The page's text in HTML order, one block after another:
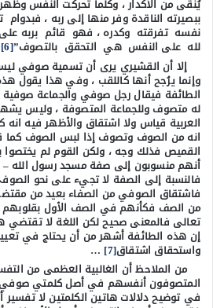
يُنقى من الأكدار ، وكلما تحركت النفس
ببصيرته الناقدة وفر منها إلى ربه ،
نفسه تفرقته وكدره ، فهو قائم بربه
لله على النفس هي التحقق بالتصوف”[6]
إلا أن القشيري يرى أن تسمية صوفي
وإنما يرُجح أنها كاللقب ، وفي هذا يقول
الطائفة فيقال رجل صوفي والجماعة
له متصوف وللجماعة المتصوفة ، وليس
العربية قياس ولا اشتقاق والأظهر فيه
انه من الصوف وتصوف إذا لبس الصوف
القميص فذلك وجه ، ولكن القوم لم
أنهم منسوبون إلى صفة مسجد رسول الله –
فالنسبة إلى الصفة لا تجيء على نحو
فاشتقاق الصوفي من الصفاء بعيد من
من الصف فكأنهم في الصف الأول بقلوبهم
تعالى فالمعنى صحيح لكن اللغة لا تقتضي
إن هذه الطائفة أشهر من أن يحتاج في
واستحقاق اشتقاق[7]
…
من الملاحظ أن الغالبية العظمى من
المتصوفون أنفسهم في أصل كلمتي
في توضيح دلالات هاتين الكلمتين لا تفسير